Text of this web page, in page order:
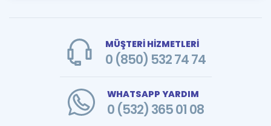
MÜŞTERİ HİZMETLERİ
0 (850) 532 74 74
WHATSAPP YARDIM
0 (532) 365 01 08